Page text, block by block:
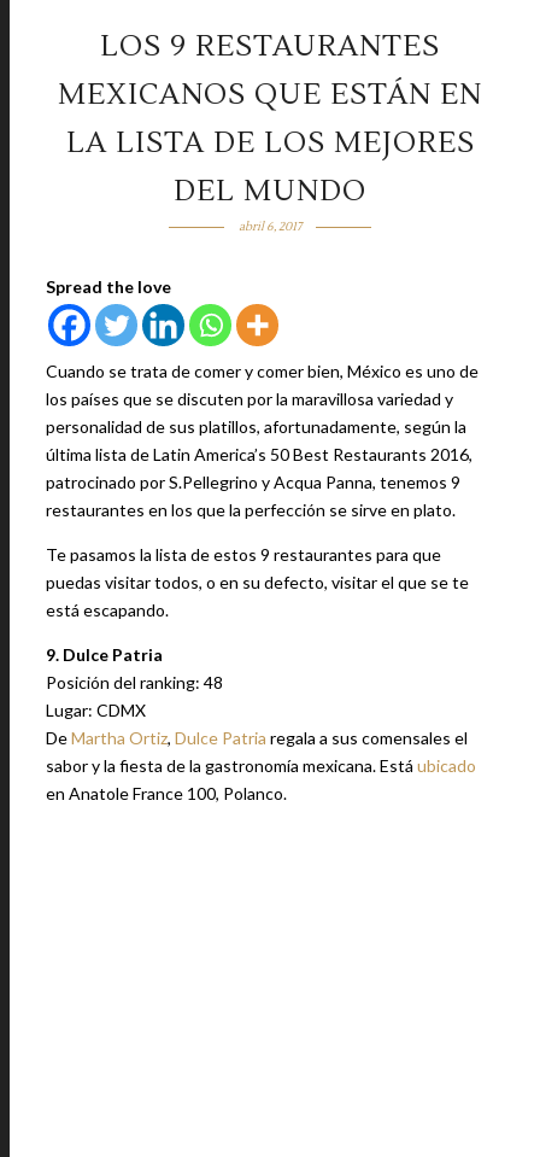
LOS 9 RESTAURANTES
MEXICANOS QUE ESTÁN EN
LA LISTA DE LOS MEJORES
DEL MUNDO
abril 6, 2017
Spread the love
Cuando se trata de comer y comer bien, México es uno de
los países que se discuten por la maravillosa variedad y
personalidad de sus platillos, afortunadamente, según la
última lista de Latin America’s 50 Best Restaurants 2016,
patrocinado por S.Pellegrino y Acqua Panna, tenemos 9
restaurantes en los que la perfección se sirve en plato.
Te pasamos la lista de estos 9 restaurantes para que
puedas visitar todos, o en su defecto, visitar el que se te
está escapando.
9. Dulce Patria
Posición del ranking: 48
Lugar: CDMX
DeMartha Ortiz, Dulce Patria regala a sus comensales el
sabor y la fiesta de la gastronomía mexicana. Está ubicado
en Anatole France 100, Polanco.